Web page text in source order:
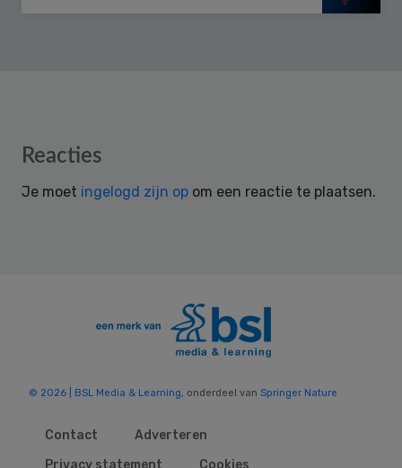
Reader
Reacties
Je moet ingelogd zijn op om een reactie te plaatsen.
© 2026 | BSL Media & Learning, onderdeel van Springer Nature
Contact
Adverteren
Privacy statement
Cookies